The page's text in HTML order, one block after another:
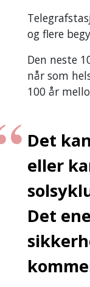
og flere
Den neste
når som
100 år
Det
eller
Det